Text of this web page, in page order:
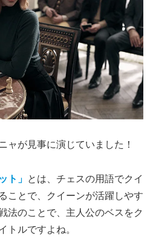
ャが見事に演じていました！
ト」 とは、チェスの用語でクイ
ことで、クイーンが活躍しやす
法のことで、主人公のベスをク
トルですよね。